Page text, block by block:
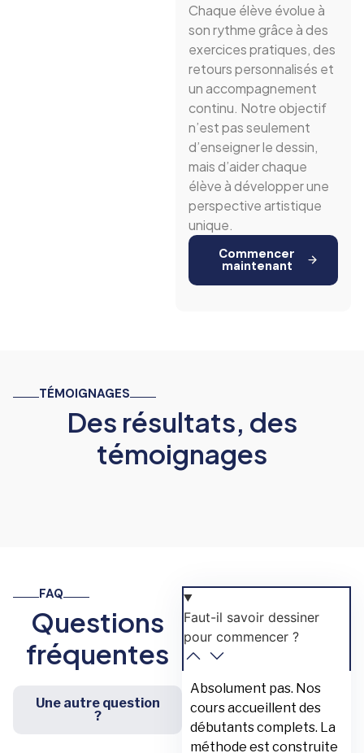
Chaque élève évolue à
son rythme grâce à des
exercices pratiques, des
retours personnalisés et
un accompagnement
continu. Notre objectif
n’est pas seulement
d’enseigner le dessin,
mais d’aider chaque
élève à développer une
perspective artistique
unique.
Commencer
maintenant
TÉMOIGNAGES
Des résultats, des
témoignages
FAQ
Questions
fréquentes
Une autre question
?
Faut-il savoir dessiner
pour commencer ?
Absolument pas. Nos
cours accueillent des
débutants complets. La
méthode est construite